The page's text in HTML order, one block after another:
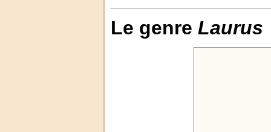
Le genre Laurus